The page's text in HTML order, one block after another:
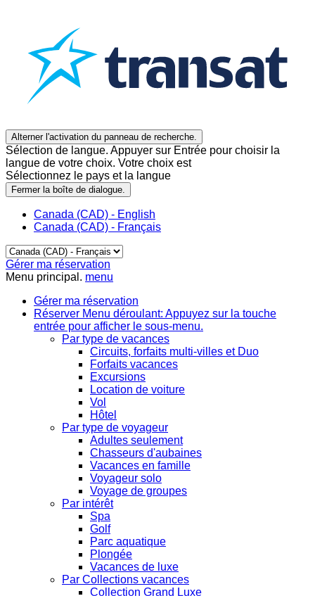
Alterner l'activation du panneau de recherche.
Sélection de langue. Appuyer sur Entrée pour choisir la
langue de votre choix. Votre choix est
Sélectionnez le pays et la langue
Fermer la boîte de dialogue.
Canada (CAD) - English
Canada (CAD) - Français
Gérer ma réservation
Menu principal. menu
Gérer ma réservation
Réserver Menu déroulant: Appuyez sur la touche
entrée pour afficher le sous-menu.
Par type de vacances
Circuits, forfaits multi-villes et Duo
Forfaits vacances
Excursions
Location de voiture
Vol
Hôtel
Par type de voyageur
Adultes seulement
Chasseurs d'aubaines
Vacances en famille
Voyageur solo
Voyage de groupes
Par intérêt
Spa
Golf
Parc aquatique
Plongée
Vacances de luxe
Par Collections vacances
Collection Grand Luxe